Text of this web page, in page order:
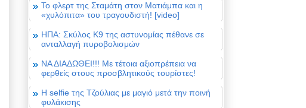
Το φλερτ της Σταμάτη στον Ματιάμπα και η
«χυλόπιτα» του τραγουδιστή! [video]
ΗΠΑ: Σκύλος Κ9 της αστυνομίας πέθανε σε
ανταλλαγή πυροβολισμών
ΝΑ ΔΙΑΔΩΘΕΙ!!! Με τέτοια αξιοπρέπεια να
φερθείς στους προσβλητικούς τουρίστες!
Η selfie της Τζούλιας με μαγιό μετά την ποινή
φυλάκισης